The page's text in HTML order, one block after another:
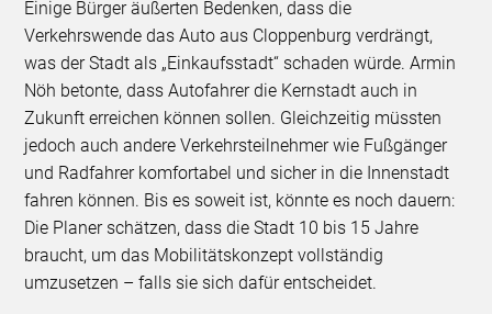
Einige Bürger äußerten Bedenken, dass die
Verkehrswende das Auto aus Cloppenburg verdrängt,
was der Stadt als „Einkaufsstadt“ schaden würde. Armin
Nöh betonte, dass Autofahrer die Kernstadt auch in
Zukunft erreichen können sollen. Gleichzeitig müssten
jedoch auch andere Verkehrsteilnehmer wie Fußgänger
und Radfahrer komfortabel und sicher in die Innenstadt
fahren können. Bis es soweit ist, könnte es noch dauern:
Die Planer schätzen, dass die Stadt 10 bis 15 Jahre
braucht, um das Mobilitätskonzept vollständig
umzusetzen – falls sie sich dafür entscheidet.